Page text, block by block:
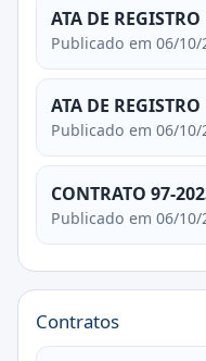
ATA DE
Publicado em 06/10/
ATA DE
Publicado em 06/10/
CONTRATO 97-
Publicado em 06/10/
Contratos